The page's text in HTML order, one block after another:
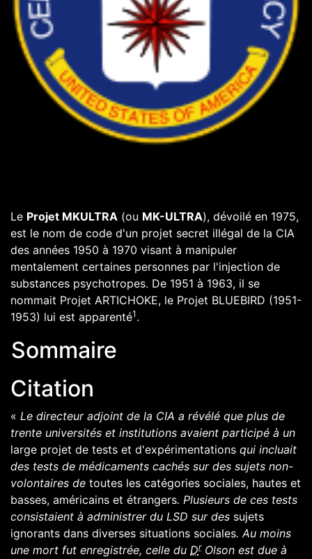
Le Projet MKULTRA (ou MK-ULTRA), dévoilé en 1975,
est le nom de code d'un projet secret illégal de la CIA
des années 1950 à 1970 visant à manipuler
mentalement certaines personnes par l'injection de
substances psychotropes. De 1951 à 1963, il se
nommait Projet ARTICHOKE, le Projet BLUEBIRD (1951-
1953) lui est apparenté1 .
Sommaire
Citation
« Le directeur adjoint de la CIA a révélé que plus de
trente universités et institutions avaient participé à un
large projet de tests et d'expérimentations qui incluait
des tests de médicaments cachés sur des sujets non-
volontaires de toutes les catégories sociales, hautes et
basses, américains et étrangers. Plusieurs de ces tests
consistaient à administrer du LSD sur des sujets
ignorants dans diverses situations sociales. Au moins
une mort fut enregistrée, celle du DrOlson est due à